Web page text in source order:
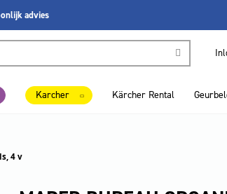
advies
Karcher Kärcher Rental
4 v